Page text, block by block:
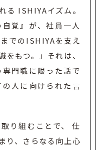
る ISHIYAイズム。
自覚』が、社員一人
でのISHIYAを支え
をもつ。」それは、
門職に限った話で
人に向けられた言
り組むことで、 仕
、 さらなる向上心